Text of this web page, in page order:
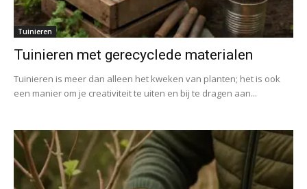
Tuinieren
Tuinieren met gerecyclede materialen
Tuinieren is meer dan alleen het kweken van planten; het is ook
een manier om je creativiteit te uiten en bij te dragen aan...